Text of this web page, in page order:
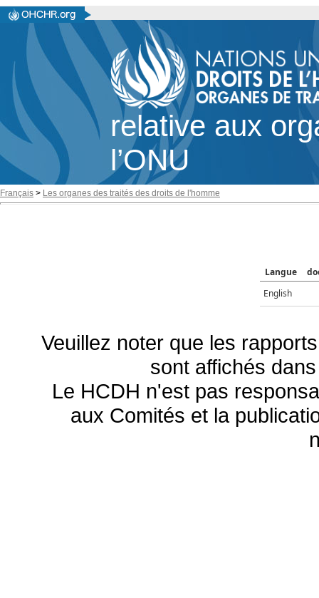
relative aux
l’ONU
Français > Les organes des traités des droits de l'homme
Langue
English
Veuillez noter que les
sont affichés
Le HCDH n'est pas
aux Comités et la